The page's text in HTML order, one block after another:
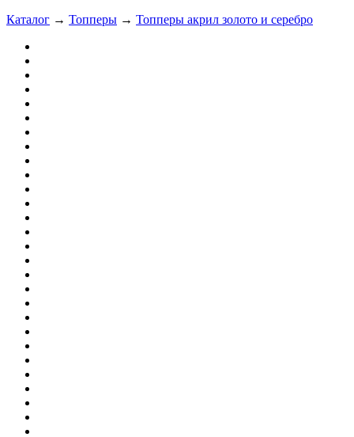
Каталог → Топперы → Топперы акрил золото и серебро